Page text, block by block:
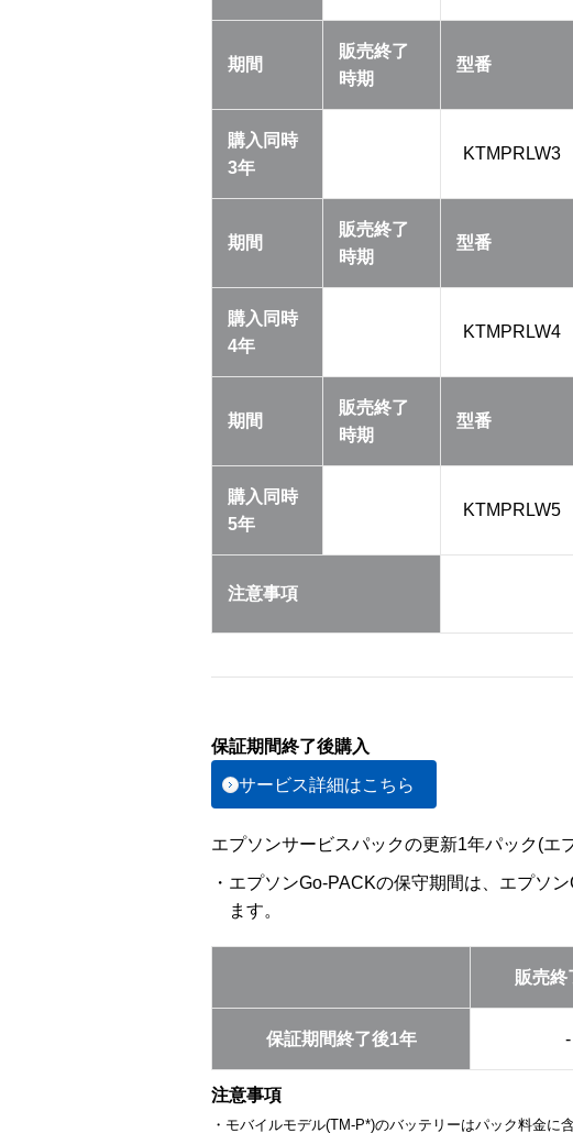
期間
販売終了
時期
型番
購入同時
3年
KTMPRLW3
期間
販売終了
時期
型番
購入同時
4年
KTMPRLW4
期間
販売終了
時期
型番
購入同時
5年
KTMPRLW5
注意事項
保証期間終了後購入
サービス詳細はこちら
エプソンサービスパックの更新1年パック(エ
・エプソンGo-PACKの保守期間は、エプソ
ます。
販売終
保証期間終了後1年 -
注意事項
・モバイルモデル(TM-P*)のバッテリーはパック料金に